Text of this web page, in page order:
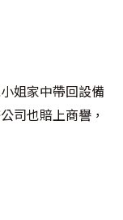
姐家中帶回設備
司也賠上商譽，